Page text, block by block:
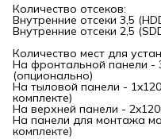
Количество отсеков:
Внутренние отсеки 3,5
Внутренние отсеки 2,5
Количество мест для
На фронтальной панели -
(опционально)
На тыловой панели -
комплекте)
На верхней панели -
На панели для монтажа
комплекте)